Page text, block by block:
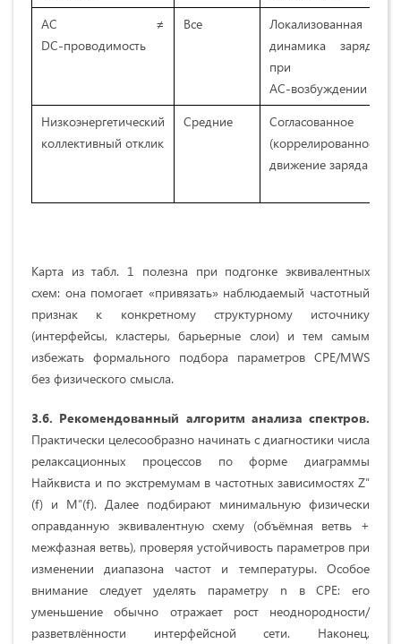
AC ≠
DC‑проводимость
Все
Локализованная
динамика заряда
при
AC‑возбуждении
Низкоэнергетический
коллективный отклик
Средние
Согласованное
(коррелированное)
движение заряда
Карта из табл. 1 полезна при подгонке эквивалентных
схем: она помогает «привязать» наблюдаемый частотный
признак к конкретному структурному источнику
(интерфейсы, кластеры, барьерные слои) и тем самым
избежать формального подбора параметров CPE/MWS
без физического смысла.
3.6. Рекомендованный алгоритм анализа спектров.
Практически целесообразно начинать с диагностики числа
релаксационных процессов по форме диаграммы
Найквиста и по экстремумам в частотных зависимостях Z″
(f) и M″(f). Далее подбирают минимальную физически
оправданную эквивалентную схему (объёмная ветвь +
межфазная ветвь), проверяя устойчивость параметров при
изменении диапазона частот и температуры. Особое
внимание следует уделять параметру n в CPE: его
уменьшение обычно отражает рост неоднородности/
разветвлённости интерфейсной сети. Наконец,